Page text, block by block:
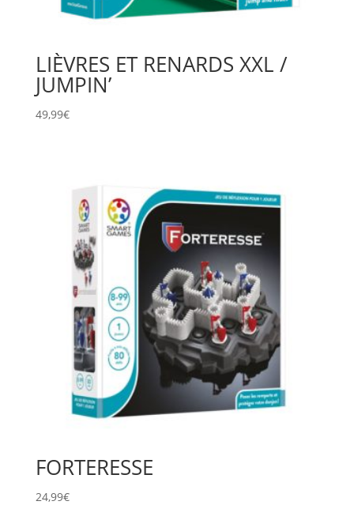
LIÈVRES ET RENARDS XXL /
JUMPIN’
49,99€
FORTERESSE
24,99€